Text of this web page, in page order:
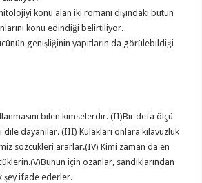
konu alan iki romanı dışındaki bütün
konu edindiği belirtiliyor.
genişliğinin yapıtların da görülebildiği
bilen kimselerdir. (II)Bir defa ölçü
dile dayanılar. (III) Kulakları onlara kılavuzluk
sözcükleri ararlar.(IV) Kimi zaman da en
için ozanlar, sandıklarından
şey ifade ederler.